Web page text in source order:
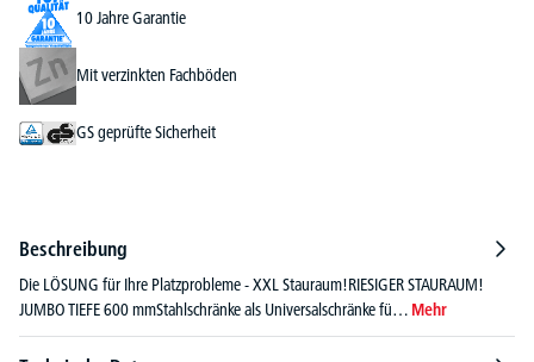
10 Jahre Garantie
Mit verzinkten Fachböden
GS geprüfte Sicherheit
Beschreibung
Die LÖSUNG für Ihre Platzprobleme - XXL Stauraum!RIESIGER STAURAUM!
JUMBO TIEFE 600 mmStahlschränke als Universalschränke fü… Mehr